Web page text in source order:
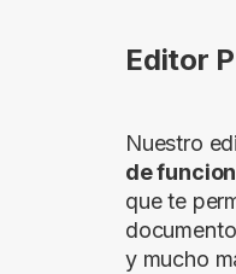
Editor
Nuestro
de
que te
y mucho